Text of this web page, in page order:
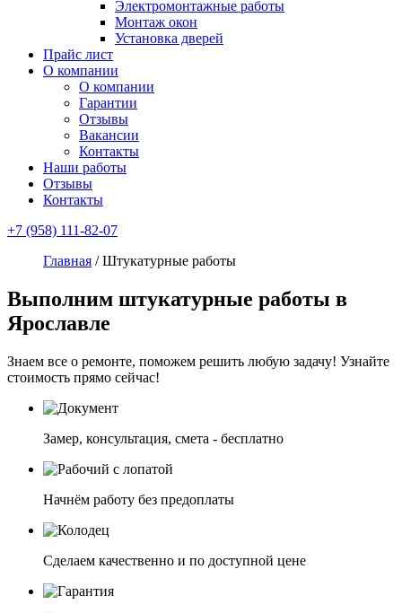
Электромонтажные работы
Монтаж окон
Установка дверей
Прайс лист
О компании
О компании
Гарантии
Отзывы
Вакансии
Контакты
Наши работы
Отзывы
Контакты
+7 (958) 111-82-07
Главная /Штукатурные работы
Выполним штукатурные работы в
Ярославле
Знаем все о ремонте, поможем решить любую задачу! Узнайте
стоимость прямо сейчас!
Замер, консультация, смета - бесплатно
Начнём работу без предоплаты
Сделаем качественно и по доступной цене